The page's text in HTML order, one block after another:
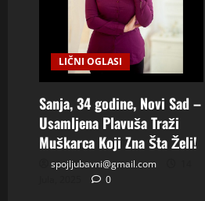
LIČNI OGLASI
Sanja, 34 godine, Novi Sad –
Usamljena Plavuša Traži
Muškarca Koji Zna Šta Želi!
spojljubavni@gmail.com
0